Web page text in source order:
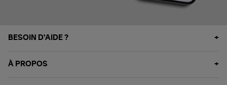
BESOIN D'AIDE ?
À PROPOS